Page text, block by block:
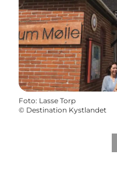
Foto: Lasse Torp
© Destination Kystlandet